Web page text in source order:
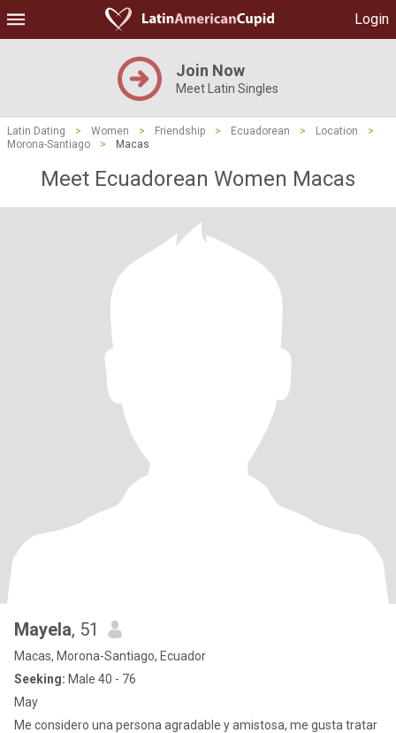
Login
Join Now
Meet Latin Singles
Latin Dating > Women > Friendship > Ecuadorean > Location
>
Morona-Santiago
> Macas
Meet Ecuadorean Women Macas
Mayela, 51
Macas, Morona-Santiago, Ecuador
Seeking: Male 40 - 76
May
Me considero una persona agradable y amistosa, me gusta tratar